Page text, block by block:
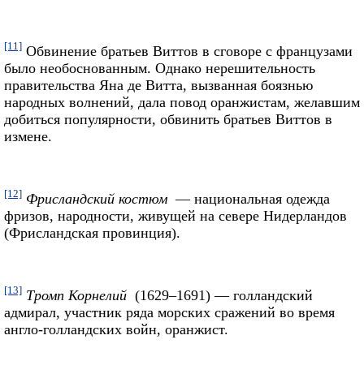
[11] Обвинение братьев Виттов в сговоре с французами
было необоснованным. Однако нерешительность
правительства Яна де Витта, вызванная боязнью
народных волнений, дала повод оранжистам, желавшим
добиться популярности, обвинить братьев Виттов в
измене.
[12] Фрисландский костюм — национальная одежда
фризов, народности, живущей на севере Нидерландов
(Фрисландская провинция).
[13] Тромп Корнелий (1629–1691) — голландский
адмирал, участник ряда морских сражений во время
англо-голландских войн, оранжист.